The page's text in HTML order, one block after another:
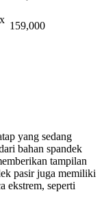
159,000
yang sedang
bahan spandek
tampilan
pasir juga memiliki
ekstrem, seperti